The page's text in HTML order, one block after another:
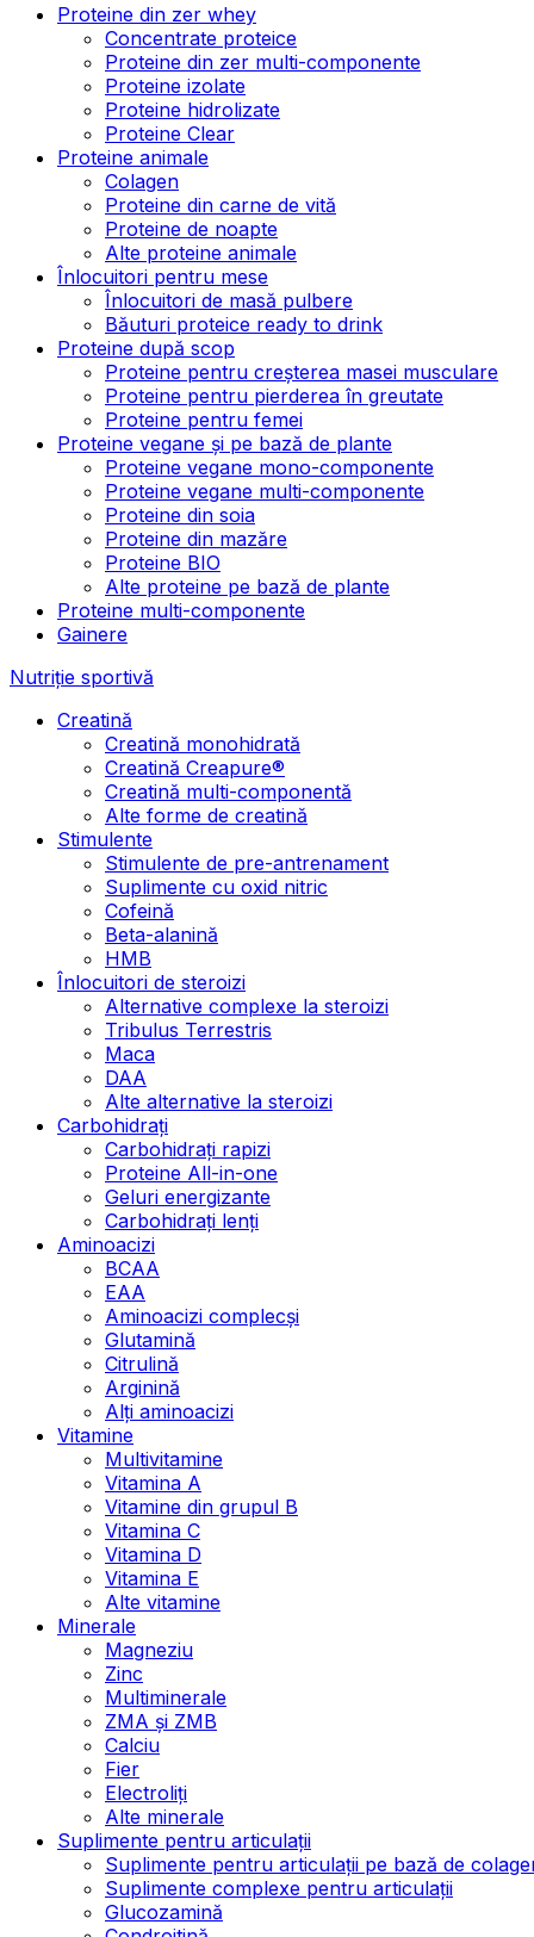
Proteine din zer whey
Concentrate proteice
Proteine din zer multi-componente
Proteine izolate
Proteine hidrolizate
Proteine Clear
Proteine animale
Colagen
Proteine din carne de vită
Proteine de noapte
Alte proteine animale
Înlocuitori pentru mese
Înlocuitori de masă pulbere
Băuturi proteice ready to drink
Proteine după scop
Proteine pentru creșterea masei musculare
Proteine pentru pierderea în greutate
Proteine pentru femei
Proteine vegane și pe bază de plante
Proteine vegane mono-componente
Proteine vegane multi-componente
Proteine din soia
Proteine din mazăre
Proteine BIO
Alte proteine pe bază de plante
Proteine multi-componente
Gainere
Nutriție sportivă
Creatină
Creatină monohidrată
Creatină Creapure®
Creatină multi-componentă
Alte forme de creatină
Stimulente
Stimulente de pre-antrenament
Suplimente cu oxid nitric
Cofeină
Beta-alanină
HMB
Înlocuitori de steroizi
Alternative complexe la steroizi
Tribulus Terrestris
Maca
DAA
Alte alternative la steroizi
Carbohidrați
Carbohidrați rapizi
Proteine All-in-one
Geluri energizante
Carbohidrați lenți
Aminoacizi
BCAA
EAA
Aminoacizi complecși
Glutamină
Citrulină
Arginină
Alți aminoacizi
Vitamine
Multivitamine
Vitamina A
Vitamine din grupul B
Vitamina C
Vitamina D
Vitamina E
Alte vitamine
Minerale
Magneziu
Zinc
Multiminerale
ZMA și ZMB
Calciu
Fier
Electroliți
Alte minerale
Suplimente pentru articulații
Suplimente pentru articulații pe bază de
Suplimente complexe pentru articulații
Glucozamină